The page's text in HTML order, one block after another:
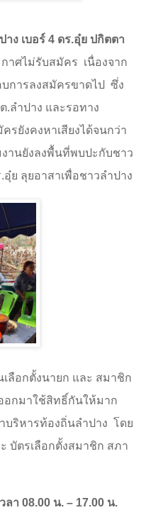
ง เบอร์ 4 ดร.อุ๋ย ปกิตตา
าศไม่รับสมัคร เนื่องจาก
การลงสมัครขาดไป
ซึ่ง
ลำปาง และรอทาง
รยังคงหาเสียงได้จนกว่า
านยังลงพื้นที่พบปะกับชาว
ย ลุยอาสาเพื่อชาวลำปาง
เลือกตั้งนายก และ สมาชิก
อกมาใช้สิทธิ์กันให้มาก
บริหารท้องถิ่นลำปาง โดย
บัตรเลือกตั้งสมาชิก สภา
ลา 08.00 น. – 17.00 น.